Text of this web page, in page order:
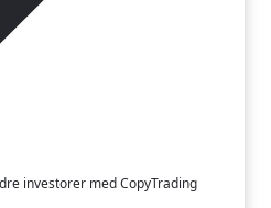
investorer med CopyTrading